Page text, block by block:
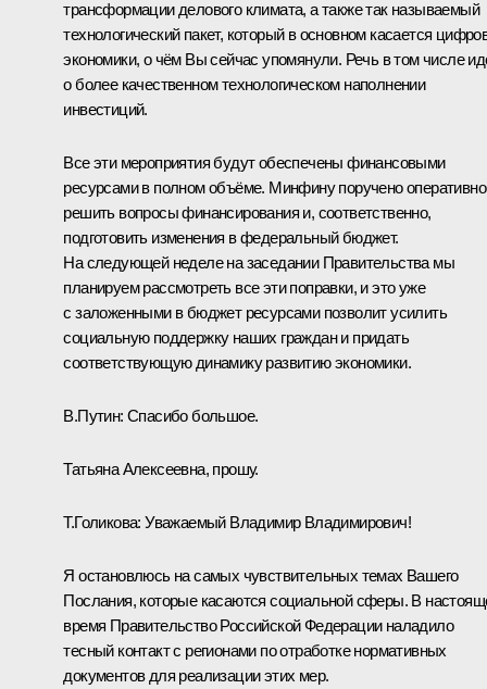
трансформации делового климата, а также так называемый
технологический пакет, который в основном касается
экономики, о чём Вы сейчас упомянули. Речь в том числе
о более качественном технологическом наполнении
инвестиций.
Все эти мероприятия будут обеспечены финансовыми
ресурсами в полном объёме. Минфину поручено оперативно
решить вопросы финансирования и, соответственно,
подготовить изменения в федеральный бюджет.
На следующей неделе на заседании Правительства мы
планируем рассмотреть все эти поправки, и это уже
с заложенными в бюджет ресурсами позволит усилить
социальную поддержку наших граждан и придать
соответствующую динамику развитию экономики.
В.Путин: Спасибо большое.
Татьяна Алексеевна, прошу.
Т.Голикова:Уважаемый Владимир Владимирович!
Я остановлюсь на самых чувствительных темах Вашего
Послания, которые касаются социальной сферы. В
время Правительство Российской Федерации наладило
тесный контакт с регионами по отработке нормативных
документов для реализации этих мер.